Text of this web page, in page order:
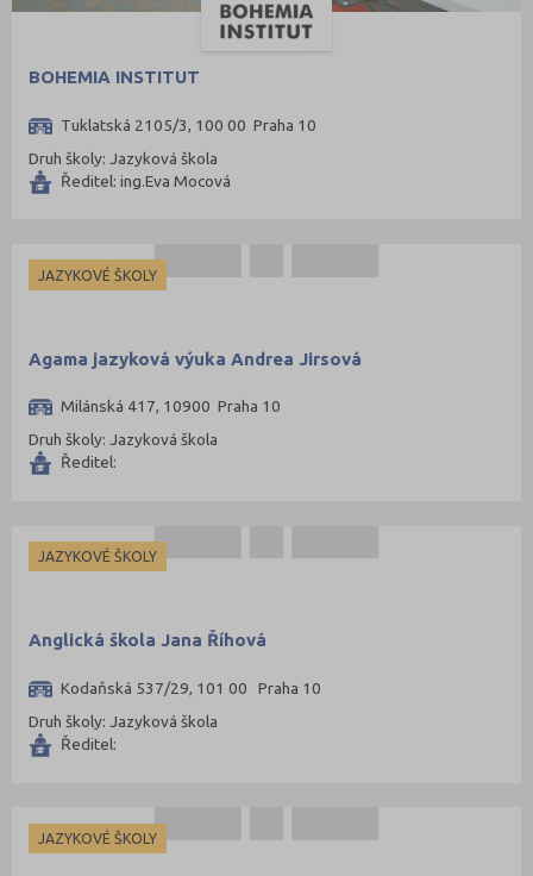
Karlovy Vary (93)
Karviná (145)
Kolín (77)
Kutná Hora (66)
Litoměřice (104)
Louny (72)
Mladá Boleslav (96)
Most (73)
Nový Jičín (118)
Nymburk (89)
Olomouc (205)
Opava (135)
Pardubice (127)
BOHEMIA INSTITUT
Tuklatská 2105/3, 100 00 Praha 10
Druh školy: Jazyková škola
Ředitel: ing.Eva Mocová
JAZYKOVÉ ŠKOLY
Agama jazyková výuka Andrea Jirsová
Milánská 417, 10900 Praha 10
Druh školy: Jazyková škola
Ředitel:
JAZYKOVÉ ŠKOLY
Anglická škola Jana Říhová
Kodaňská 537/29, 101 00 Praha 10
Druh školy: Jazyková škola
Ředitel:
JAZYKOVÉ ŠKOLY